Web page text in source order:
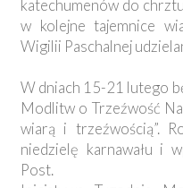
katechumenów do
w kolejne tajemnice
Wigilii Paschalnej
W dniach 15-21 lutego
Modlitw o Trzeźwość
wiarą i trzeźwością”.
niedzielę karnawału i
Post.